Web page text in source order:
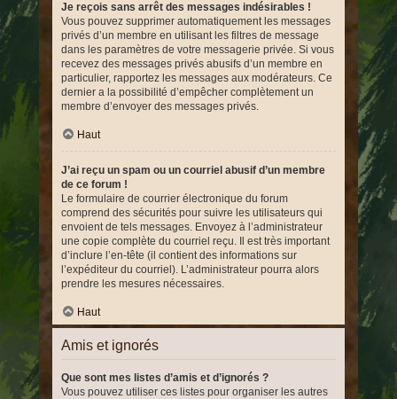
Je reçois sans arrêt des messages indésirables !
Vous pouvez supprimer automatiquement les messages
privés d’un membre en utilisant les filtres de message
dans les paramètres de votre messagerie privée. Si vous
recevez des messages privés abusifs d’un membre en
particulier, rapportez les messages aux modérateurs. Ce
dernier a la possibilité d’empêcher complètement un
membre d’envoyer des messages privés.
Haut
J’ai reçu un spam ou un courriel abusif d’un membre
de ce forum !
Le formulaire de courrier électronique du forum
comprend des sécurités pour suivre les utilisateurs qui
envoient de tels messages. Envoyez à l’administrateur
une copie complète du courriel reçu. Il est très important
d’inclure l’en-tête (il contient des informations sur
l’expéditeur du courriel). L’administrateur pourra alors
prendre les mesures nécessaires.
Haut
Amis et ignorés
Que sont mes listes d’amis et d’ignorés ?
Vous pouvez utiliser ces listes pour organiser les autres